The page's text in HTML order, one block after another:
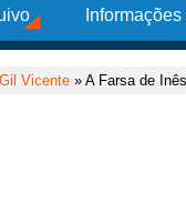
Gil Vicente » A Farsa de